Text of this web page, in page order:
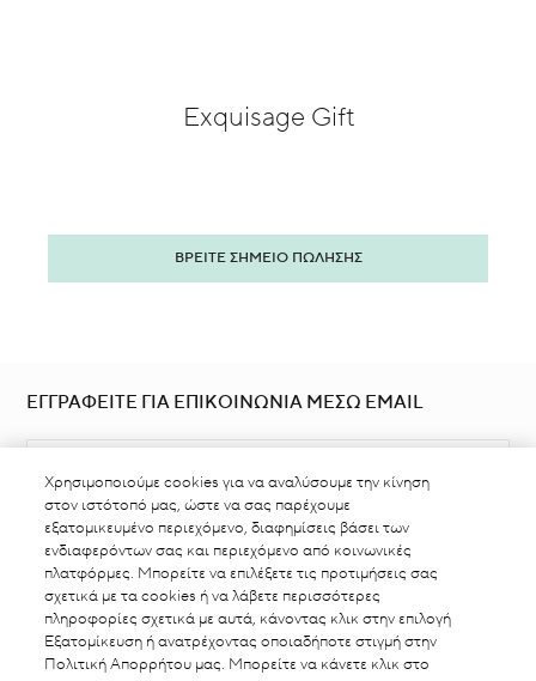
Exquisage Gift
ΒΡΕΙΤΕ ΣΗΜΕΙΟ ΠΩΛΗΣΗΣ
ΕΓΓΡΑΦΕΙΤΕ ΓΙΑ ΕΠΙΚΟΙΝΩΝΙΑ ΜΕΣΩ EMAIL
ΒΡΕΙΤΕ ΣΗΜΕΙΟ ΠΩΛΗΣΗΣ
Χρησιμοποιούμε cookies για να αναλύσουμε την κίνηση
στον ιστότοπό μας, ώστε να σας παρέχουμε
εξατομικευμένο περιεχόμενο, διαφημίσεις βάσει των
ενδιαφερόντων σας και περιεχόμενο από κοινωνικές
πλατφόρμες. Μπορείτε να επιλέξετε τις προτιμήσεις σας
σχετικά με τα cookies ή να λάβετε περισσότερες
πληροφορίες σχετικά με αυτά, κάνοντας κλικ στην επιλογή
Εξατομίκευση ή ανατρέχοντας οποιαδήποτε στιγμή στην
Πολιτική Απορρήτου μας. Μπορείτε να κάνετε κλικ στο